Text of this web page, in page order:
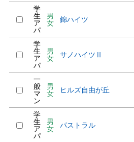
学
生
ア
パ
男
女
錦ハイツ
学
生
ア
パ
男
女
サノハイツⅡ
一
般
マ
ン
男
女
ヒルズ自由が丘
学
生
ア
パ
男
女
パストラル